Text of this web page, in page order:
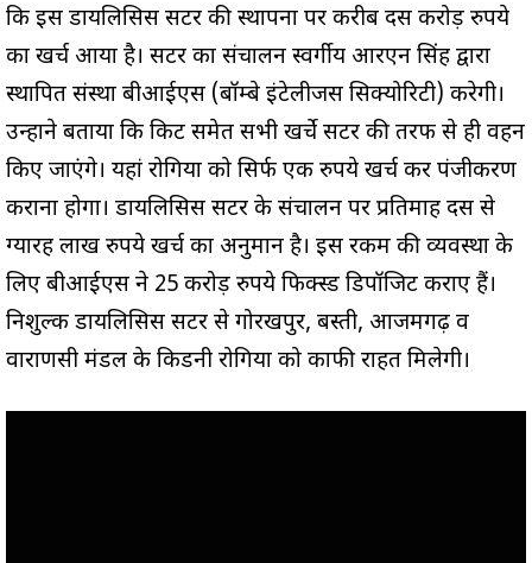
कि इस डायलिसिस सेंटर की स्थापना पर करीब दस करोड़ रुपये
का खर्च आया है। सेंटर का संचालन स्वर्गीय आरएन सिंह द्वारा
स्थापित संस्था बीआईएस (बॉम्बे इंटेलीजेंस सिक्योरिटी) करेगी।
उन्होंने बताया कि किट समेत सभी खर्चे सेंटर की तरफ से ही वहन
किए जाएंगे। यहां रोगियों को सिर्फ एक रुपये खर्च कर पंजीकरण
कराना होगा। डायलिसिस सेंटर के संचालन पर प्रतिमाह दस से
ग्यारह लाख रुपये खर्च का अनुमान है। इस रकम की व्यवस्था के
लिए बीआईएस ने 25 करोड़ रुपये फिक्स्ड डिपॉजिट कराए हैं।
निशुल्क डायलिसिस सेंटर से गोरखपुर, बस्ती, आजमगढ़ व
वाराणसी मंडल के किडनी रोगियों को काफी राहत मिलेगी।